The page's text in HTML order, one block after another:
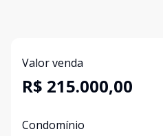
Valor venda
R$ 215.000,00
Condomínio